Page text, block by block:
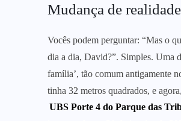
Mudança de realidade
Vocês podem perguntar: “Mas o
dia a dia, David?”. Simples. Uma
família’, tão comum antigamente
tinha 32 metros quadrados, e
UBS Porte 4 do Parque das